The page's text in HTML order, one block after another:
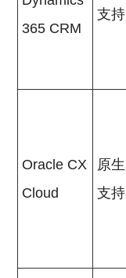
365 CRM
支持
Oracle CX
Cloud
原生
支持